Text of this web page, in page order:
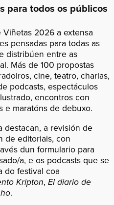
para todos os públicos
2026 a extensa
pensadas para todas as
distribúen entre as
Más de 100 propostas
cine, teatro, charlas,
podcasts, espectáculos
encontros con
e maratóns de debuxo.
destacan, a revisión de
de editoriais, con
dun formulario para
a, e os podcasts que se
do festival coa
Kripton, El diario de
.